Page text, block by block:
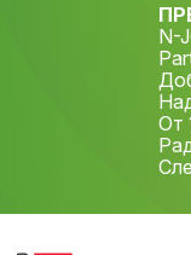
N-
От